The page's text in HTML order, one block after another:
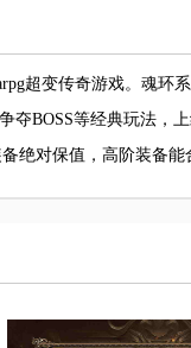
超变传奇游戏。魂
夺BOSS等经典玩法，
绝对保值，高阶装备